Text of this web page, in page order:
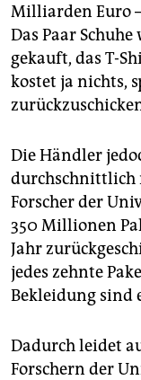
Milliarden Euro
Das Paar
gekauft, das T-
kostet ja nichts,
Die Händler
durchschnittlich
Forscher der
350 Millionen
Jahr
jedes zehnte
Bekleidung sind
Dadurch leidet
Forschern der